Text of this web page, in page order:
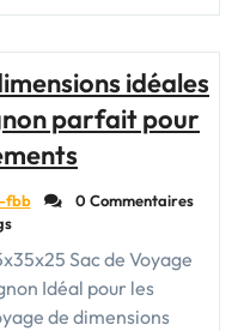
de
Votre
Compagnon
Indispensable
pour
l’Aventure"
idéales
parfait pour
fbb
0 Commentaires
Sac de Voyage
Idéal pour les
de dimensions